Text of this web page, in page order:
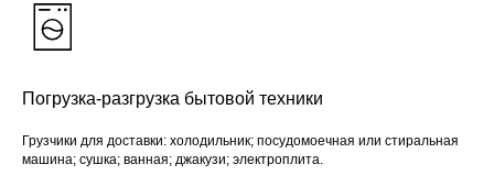
Погрузка-разгрузка бытовой техники
Грузчики для доставки: холодильник; посудомоечная или стиральная
машина; сушка; ванная; джакузи; электроплита.